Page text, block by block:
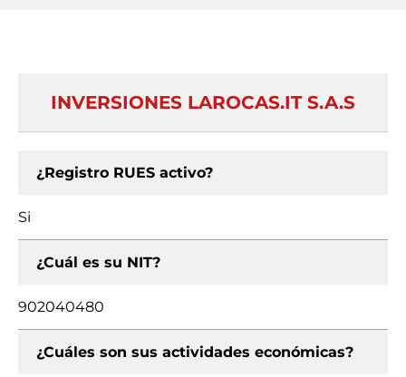
INVERSIONES LAROCAS.IT S.A.S
¿Registro RUES activo?
Si
¿Cuál es su NIT?
902040480
¿Cuáles son sus actividades económicas?